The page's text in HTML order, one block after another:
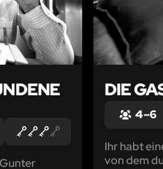
DIE
4 – 6
Ihr habt
von dem